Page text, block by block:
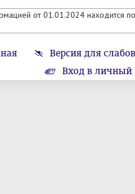
от 01.01.2024 находится
Версия для
Вход в личный